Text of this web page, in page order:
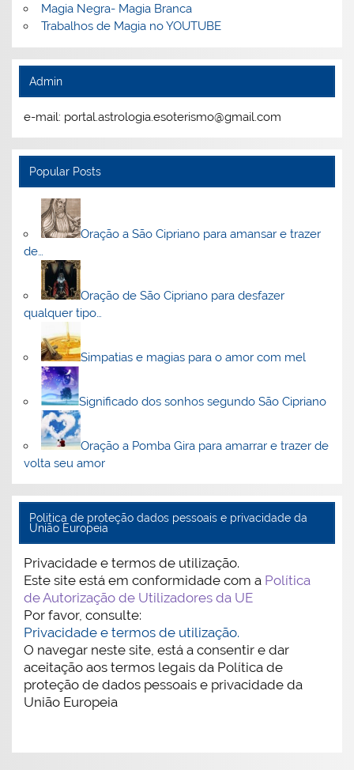
Magia Negra- Magia Branca
Trabalhos de Magia no YOUTUBE
Admin
e-mail: portal.astrologia.esoterismo@gmail.com
Popular Posts
Oração a São Cipriano para amansar e trazer
de…
Oração de São Cipriano para desfazer
qualquer tipo…
Simpatias e magias para o amor com mel
Significado dos sonhos segundo São Cipriano
Oração a Pomba Gira para amarrar e trazer de
volta seu amor
Politica de proteção dados pessoais e privacidade da
União Europeia
Privacidade e termos de utilização.
Este site está em conformidade com a Política
de Autorização de Utilizadores da UE
Por favor, consulte:
Privacidade e termos de utilização.
O navegar neste site, está a consentir e dar
aceitação aos termos legais da Política de
proteção de dados pessoais e privacidade da
União Europeia